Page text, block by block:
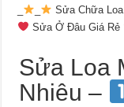
Sửa Chữa
Sửa Ở Đâu Giá Rẻ
Sửa Loa
Nhiêu –